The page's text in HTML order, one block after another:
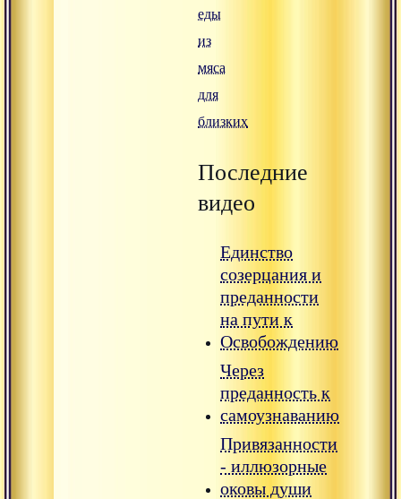
еды
из
мяса
для
близких
Последние
видео
Единство
созерцания и
преданности
на пути к
Освобождению
Через
преданность к
самоузнаванию
Привязанности
- иллюзорные
оковы души